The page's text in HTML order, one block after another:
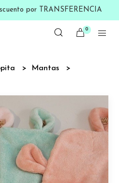
por TRANSFERENCIA
0
Mantas